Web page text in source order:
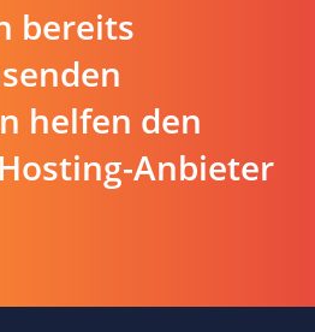
bereits
helfen den
Anbieter